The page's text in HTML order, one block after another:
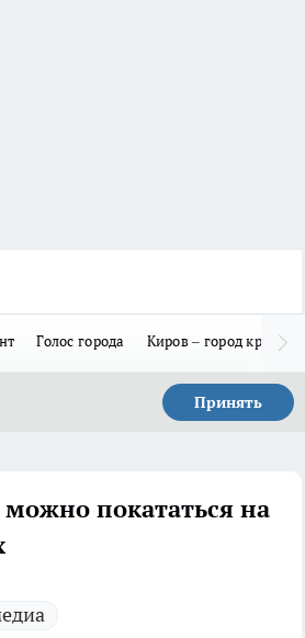
Голос города Киров – город
Принять
покататься на